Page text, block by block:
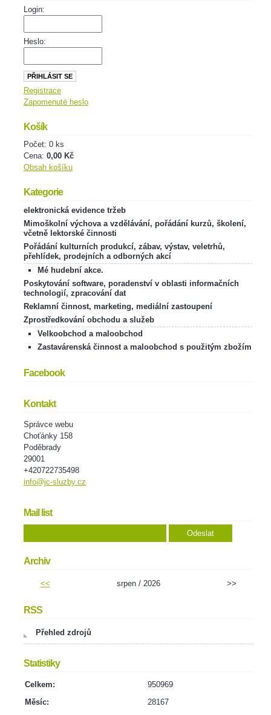
Login:
Heslo:
Registrace
Zapomenuté heslo
Košík
Počet: 0 ks
Cena: 0,00 Kč
Obsah košíku
Kategorie
elektronická evidence tržeb
Mimoškolní výchova a vzdělávání, pořádání kurzů, školení,
včetně lektorské činnosti
Pořádání kulturních produkcí, zábav, výstav, veletrhů,
přehlídek, prodejních a odborných akcí
Mé hudební akce.
Poskytování software, poradenství v oblasti informačních
technologií, zpracování dat
Reklamní činnost, marketing, mediální zastoupení
Zprostředkování obchodu a služeb
Velkoobchod a maloobchod
Zastavárenská činnost a maloobchod s použitým zbožím
Facebook
Kontakt
Správce webu
Choťánky 158
Poděbrady
29001
+420722735498
info@jc-sluzby.cz
Mail list
Archiv
<< srpen / 2026 >>
RSS
Přehled zdrojů
Statistiky
Celkem:
950969
Měsíc:
28167